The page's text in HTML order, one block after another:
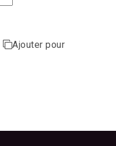
Ajouter pour